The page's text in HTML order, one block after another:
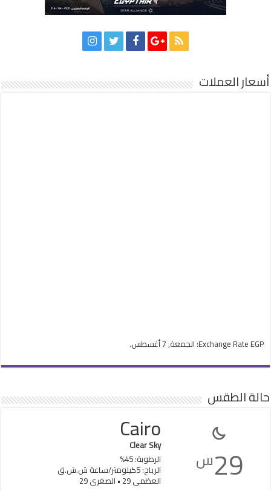
أسعار العملات
Exchange Rate EGP : الجمعة, 7 أغسطس.
حالة الطقس
29س
Cairo
Clear Sky
الرطوبة: 45%
الرياح: 5كيلومتر/ساعة ش.ش.ق‎
العظمى 29 • الصغرى 29